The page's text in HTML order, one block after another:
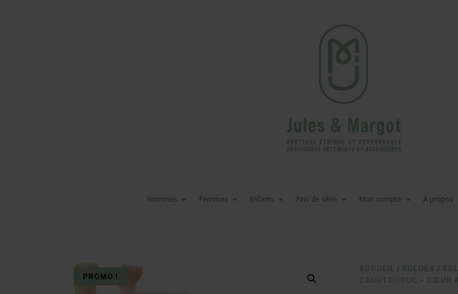
Hommes Femmes Enfants Fins de série Mon compte À propos
PROMO !
ACCUEIL / SOLDES /
CAOUTCHOUC – CŒUR